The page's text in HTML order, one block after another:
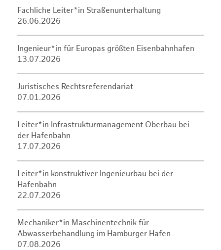
Fachliche Leiter*in Straßenunterhaltung
26.06.2026
Ingenieur*in für Europas größten Eisenbahnhafen
13.07.2026
Juristisches Rechtsreferendariat
07.01.2026
Leiter*in Infrastrukturmanagement Oberbau bei
der Hafenbahn
17.07.2026
Leiter*in konstruktiver Ingenieurbau bei der
Hafenbahn
22.07.2026
Mechaniker*in Maschinentechnik für
Abwasserbehandlung im Hamburger Hafen
07.08.2026